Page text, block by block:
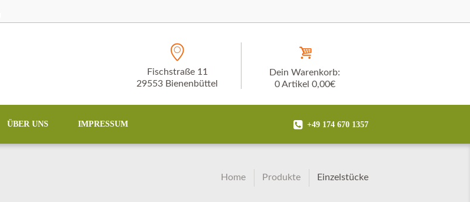
Dein Warenkorb:
0 Artikel 0,00€
Fischstraße 11
29553 Bienenbüttel
ÜBER UNS IMPRESSUM +49 174 670 1357
Home Produkte Einzelstücke